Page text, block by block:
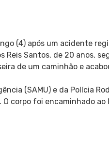
(4) após um acidente
Santos, de 20 anos,
de um caminhão e
(SAMU) e da Polícia
corpo foi encaminhado